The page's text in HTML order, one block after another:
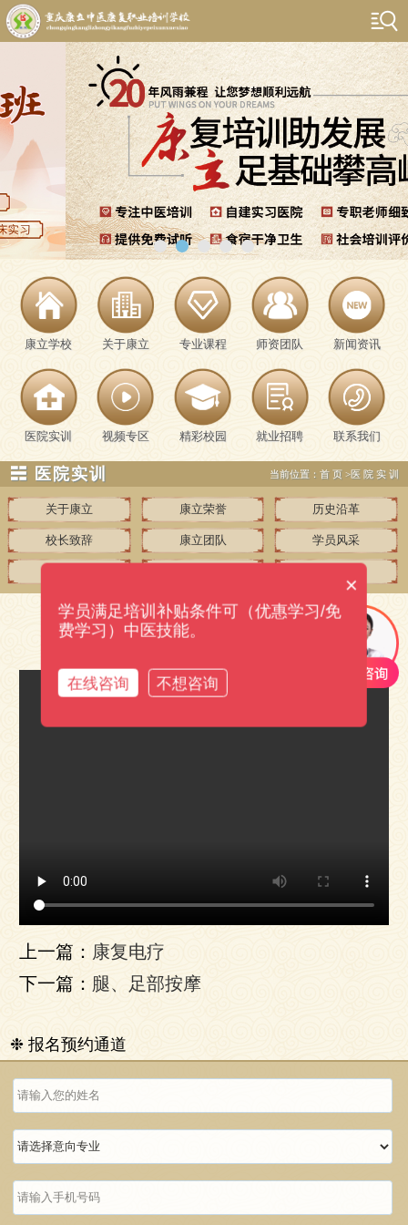
康立学校 关于康立 专业课程 师资团队 新闻资讯
医院实训 视频专区 精彩校园 就业招聘 联系我们
☵ 医院实训 当前位置： 首页 >医院实训
关于康立 康立荣誉 历史沿革
校长致辞 康立团队 学员风采
药酒推拿
上一篇： 康复电疗
下一篇： 腿、足部按摩
❉ 报名预约通道
×
学员满足培训补贴条件可（优惠学习/免
费学习）中医技能。
在线咨询 不想咨询